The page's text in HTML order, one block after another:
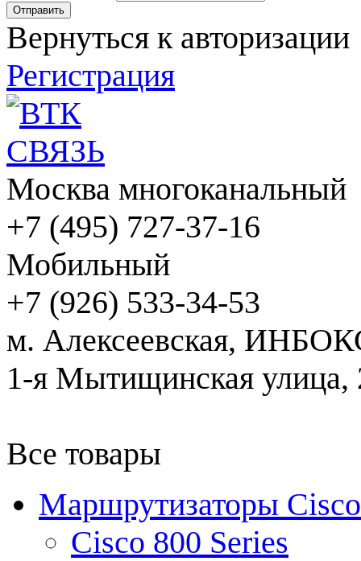
Вернуться к авторизации
Регистрация
Москва многоканальный
+7 (495) 727-37-16
Мобильный
+7 (926) 533-34-53
м. Алексеевская,
1-я Мытищинская улица,
Все товары
Маршрутизаторы Cisco
Cisco 800 Series